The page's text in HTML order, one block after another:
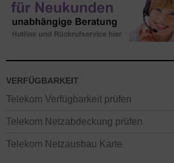
VERFÜGBARKEIT
Telekom Verfügbarkeit prüfen
Telekom Netzabdeckung prüfen
Telekom Netzausbau Karte